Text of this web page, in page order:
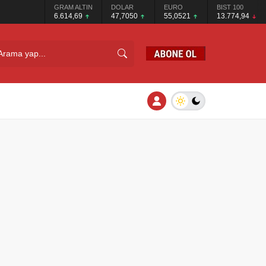
GRAM ALTIN
6.614,69
DOLAR
47,7050
EURO
55,0521
BIST 100
13.774,94